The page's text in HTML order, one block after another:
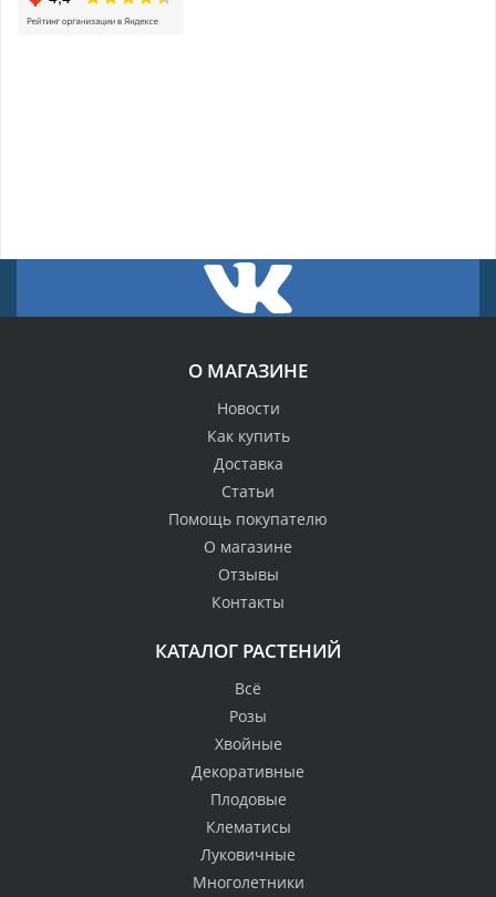
О МАГАЗИНЕ
Новости
Как купить
Доставка
Статьи
Помощь покупателю
О магазине
Отзывы
Контакты
КАТАЛОГ РАСТЕНИЙ
Всё
Розы
Хвойные
Декоративные
Плодовые
Клематисы
Луковичные
Многолетники